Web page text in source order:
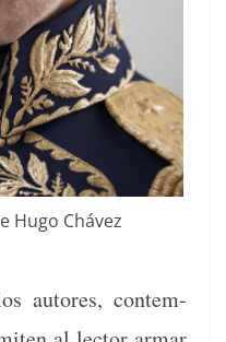
Hugo Chávez
autores, con­tem­